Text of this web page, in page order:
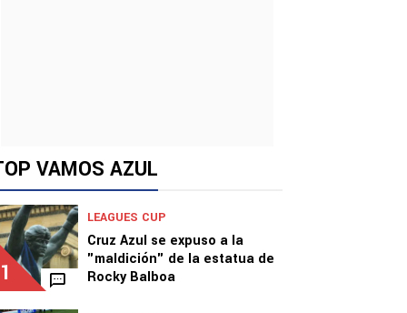
VAMOS AZUL
1
LEAGUES CUP
Cruz Azul se expuso a la
"maldición" de la estatua de
Rocky Balboa